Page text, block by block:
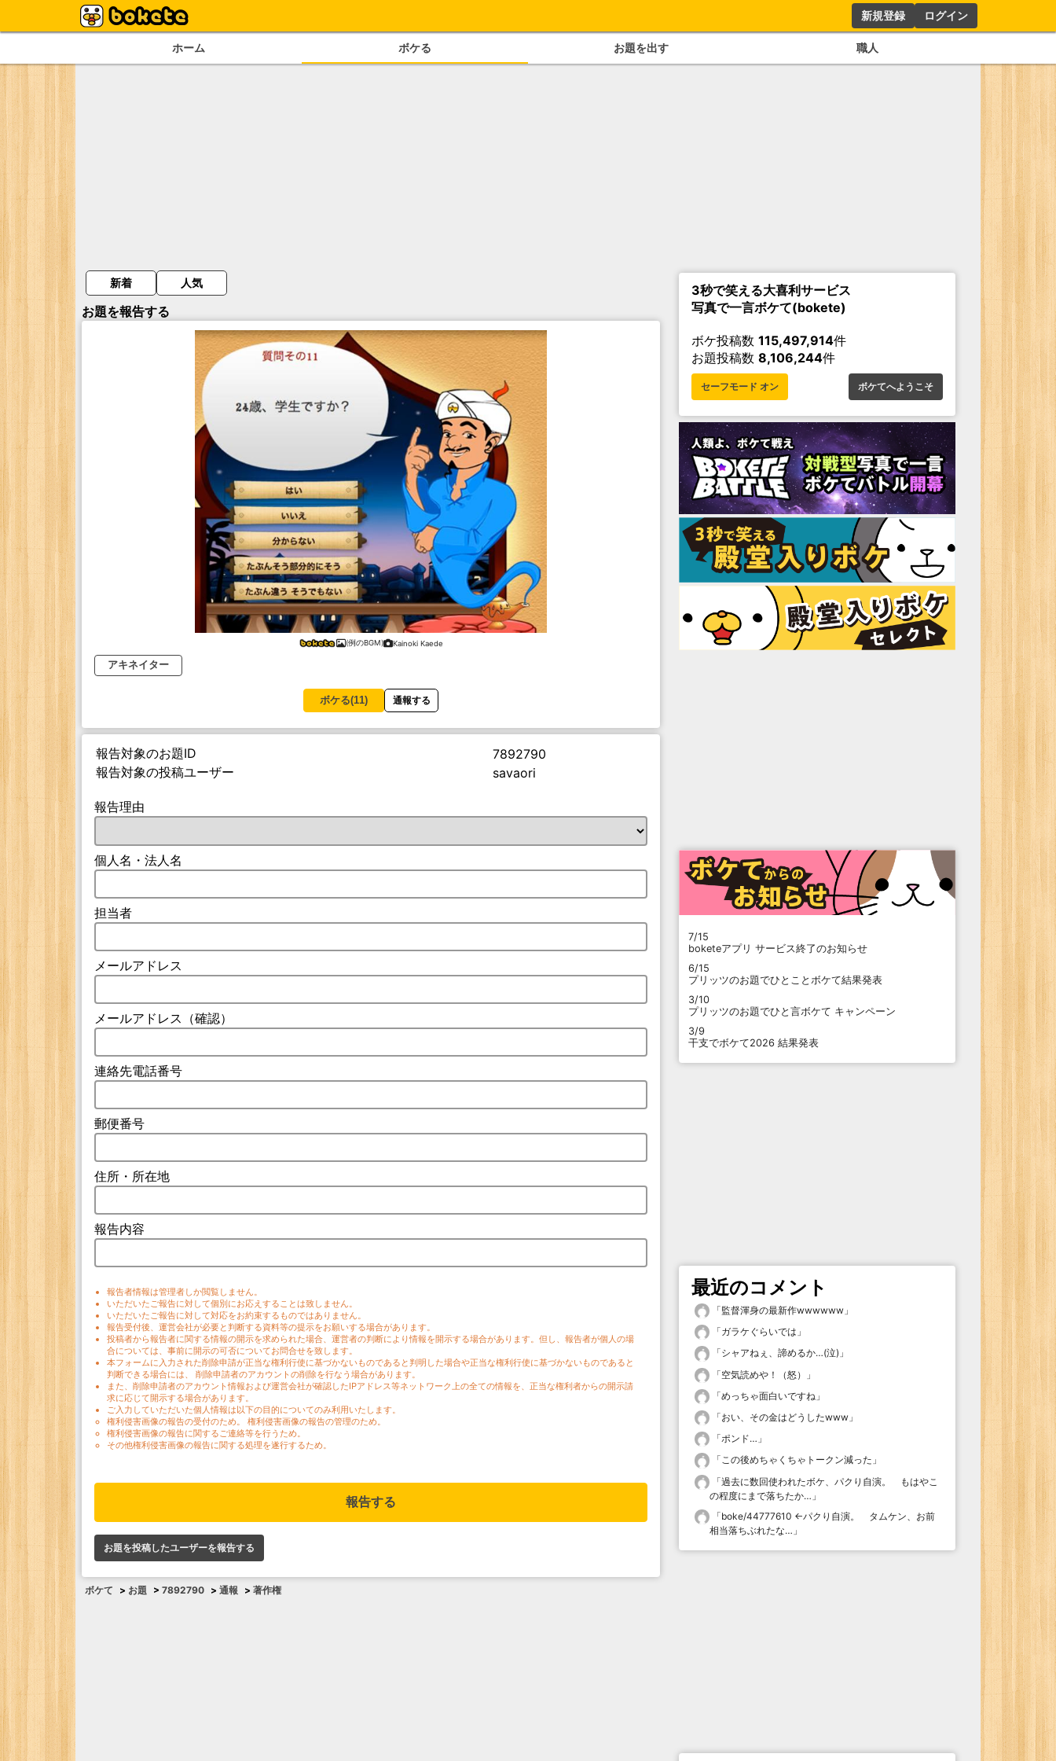
新規登録 ログイン
ホーム ボケる お題を出す 職人
新着 人気
お題を報告する
(例のBGM) Kainoki Kaede
アキネイター
ボケる(11) 通報する
報告対象のお題ID
7892790
報告対象の投稿ユーザー
savaori
報告理由
個人名・法人名
担当者
メールアドレス
メールアドレス（確認）
連絡先電話番号
郵便番号
住所・所在地
報告内容
報告者情報は管理者しか閲覧しません。
いただいたご報告に対して個別にお応えすることは致しません。
いただいたご報告に対して対応をお約束するものではありません。
報告受付後、運営会社が必要と判断する資料等の提示をお願いする場合があります。
投稿者から報告者に関する情報の開示を求められた場合、運営者の判断により情報を開示する場合があります。但し、報告者が個人の場
合については、事前に開示の可否についてお問合せを致します。
本フォームに入力された削除申請が正当な権利行使に基づかないものであると判明した場合や正当な権利行使に基づかないものであると
判断できる場合には、 削除申請者のアカウントの削除を行なう場合があります。
また、削除申請者のアカウント情報および運営会社が確認したIPアドレス等ネットワーク上の全ての情報を、正当な権利者からの開示請
求に応じて開示する場合があります。
ご入力していただいた個人情報は以下の目的についてのみ利用いたします。
権利侵害画像の報告の受付のため。 権利侵害画像の報告の管理のため。
権利侵害画像の報告に関するご連絡等を行うため。
その他権利侵害画像の報告に関する処理を遂行するため。
報告する
お題を投稿したユーザーを報告する
ボケて > お題 > 7892790 > 通報 > 著作権
3秒で笑える大喜利サービス
写真で一言ボケて(bokete)
ボケ投稿数 115,497,914件
お題投稿数 8,106,244件
セーフモード オン ボケてへようこそ
7/15
boketeアプリ サービス終了のお知らせ
6/15
プリッツのお題でひとことボケて結果発表
3/10
プリッツのお題でひと言ボケて キャンペーン
3/9
干支でボケて2026 結果発表
最近のコメント
「監督渾身の最新作wwwwww 」
「ガラケぐらいでは 」
「シャアねぇ、諦めるか…(泣) 」
「空気読めや！（怒）
」
「めっちゃ面白いですね 」
「おい、その金はどうしたwww 」
「ポンド… 」
「この後めちゃくちゃトークン減った 」
「過去に数回使われたボケ、パクり自演。 もはやこ
の程度にまで落ちたか… 」
「boke/44777610 ←パクり自演。 タムケン、お前
相当落ちぶれたな… 」